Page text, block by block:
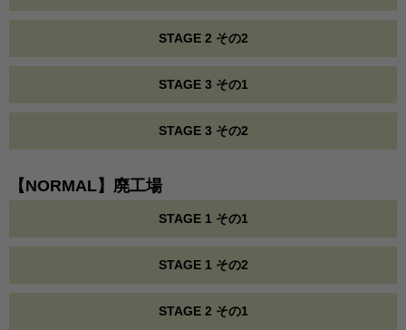
STAGE 2 その2
STAGE 3 その1
STAGE 3 その2
【NORMAL】廃工場
STAGE 1 その1
STAGE 1 その2
STAGE 2 その1